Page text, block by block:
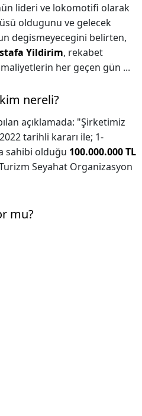
lideri ve lokomotifi olarak
oldugunu ve gelecek
degismeyecegini belirten,
Yildirim, rekabet
her geçen gün ...
nereli?
açıklamada: "Şirketimiz
tarihli kararı ile; 1-
sahibi olduğu 100.000.000 TL
Seyahat Organizasyon
mu?